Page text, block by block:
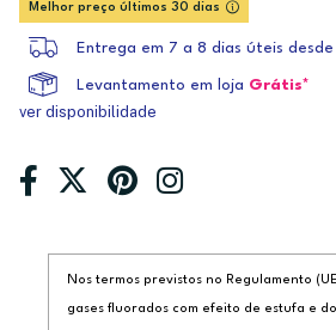
Melhor preço últimos 30 dias
Entrega em 7 a 8 dias úteis desde
Levantamento em loja Grátis*
ver disponibilidade
Nos termos previstos no Regulamento
gases fluorados com efeito de estufa e